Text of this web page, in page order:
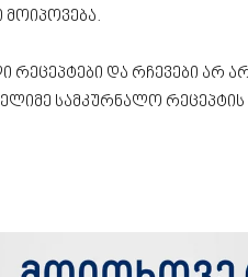
რეცეპტები და რჩევები არ
სამკურნალო რეცეპტის